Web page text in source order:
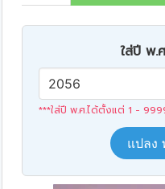
ใส่ปี พ.
***ใส่ปี พ.ศ.ได้ตั้งแต่ 1 -
แปลง